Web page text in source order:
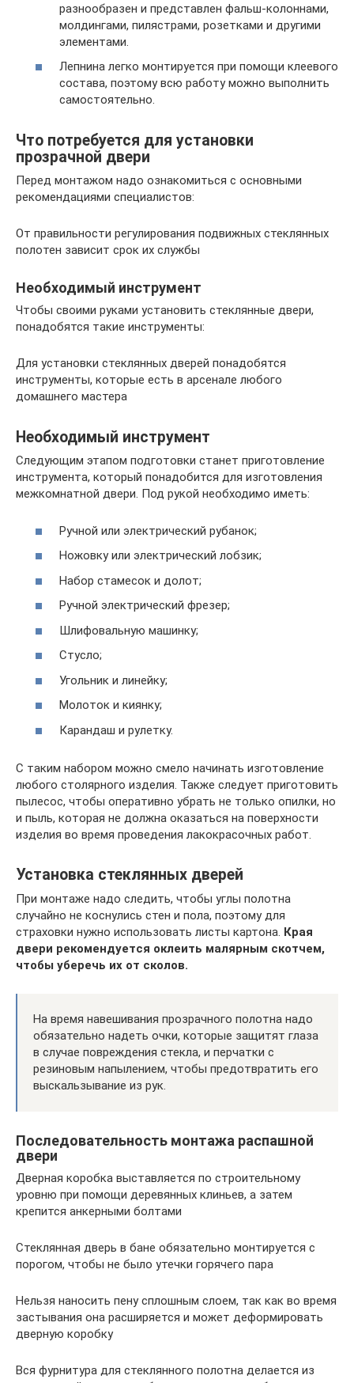
разнообразен и представлен фальш-колоннами,
молдингами, пилястрами, розетками и другими
элементами.
Лепнина легко монтируется при помощи клеевого
состава, поэтому всю работу можно выполнить
самостоятельно.
Что потребуется для установки
прозрачной двери
Перед монтажом надо ознакомиться с основными
рекомендациями специалистов:
От правильности регулирования подвижных стеклянных
полотен зависит срок их службы
Необходимый инструмент
Чтобы своими руками установить стеклянные двери,
понадобятся такие инструменты:
Для установки стеклянных дверей понадобятся
инструменты, которые есть в арсенале любого
домашнего мастера
Необходимый инструмент
Следующим этапом подготовки станет приготовление
инструмента, который понадобится для изготовления
межкомнатной двери. Под рукой необходимо иметь:
Ручной или электрический рубанок;
Ножовку или электрический лобзик;
Набор стамесок и долот;
Ручной электрический фрезер;
Шлифовальную машинку;
Стусло;
Угольник и линейку;
Молоток и киянку;
Карандаш и рулетку.
С таким набором можно смело начинать изготовление
любого столярного изделия. Также следует приготовить
пылесос, чтобы оперативно убрать не только опилки, но
и пыль, которая не должна оказаться на поверхности
изделия во время проведения лакокрасочных работ.
Установка стеклянных дверей
При монтаже надо следить, чтобы углы полотна
случайно не коснулись стен и пола, поэтому для
страховки нужно использовать листы картона. Края
двери рекомендуется оклеить малярным скотчем,
чтобы уберечь их от сколов.
На время навешивания прозрачного полотна надо
обязательно надеть очки, которые защитят глаза
в случае повреждения стекла, и перчатки с
резиновым напылением, чтобы предотвратить его
выскальзывание из рук.
Последовательность монтажа распашной
двери
Дверная коробка выставляется по строительному
уровню при помощи деревянных клиньев, а затем
крепится анкерными болтами
Стеклянная дверь в бане обязательно монтируется с
порогом, чтобы не было утечки горячего пара
Нельзя наносить пену сплошным слоем, так как во время
застывания она расширяется и может деформировать
дверную коробку
Вся фурнитура для стеклянного полотна делается из